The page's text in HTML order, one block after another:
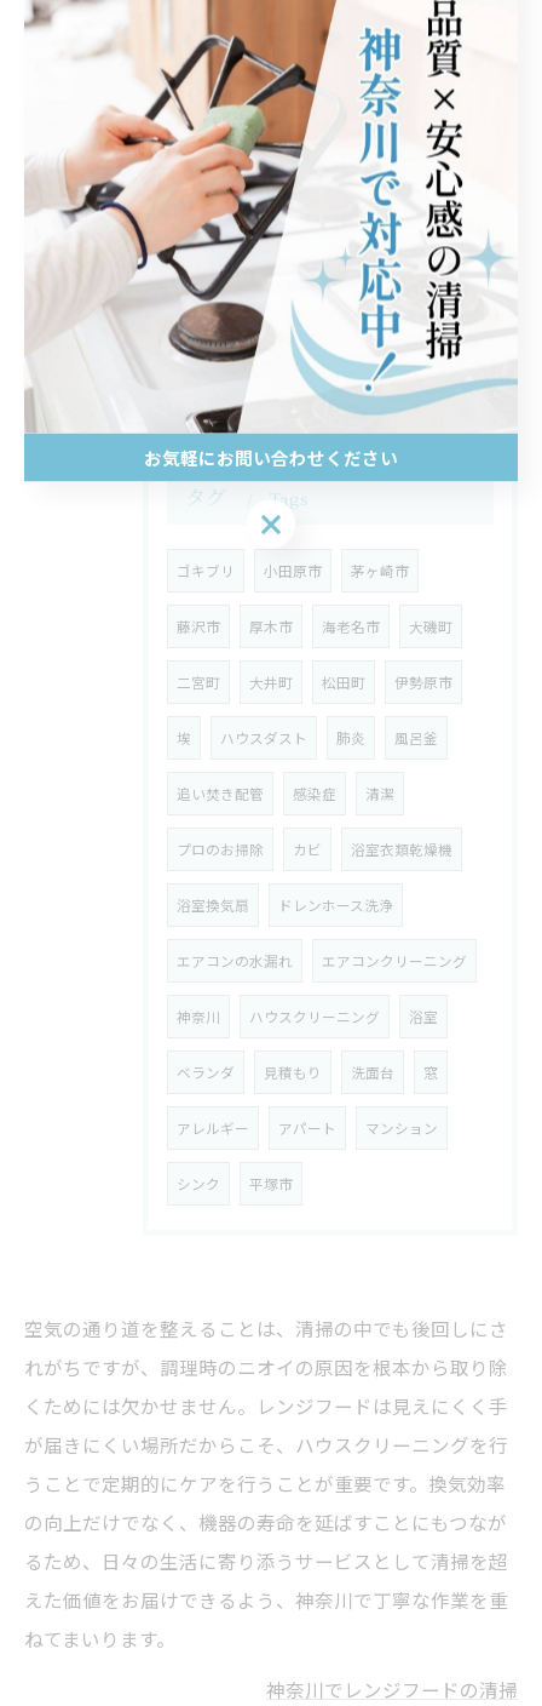
2025/12/18
2025/12/14
冬のエアコン活用術
2025/12/11
タグ Tags
ゴキブリ 小田原市 茅ヶ崎市
藤沢市 厚木市 海老名市 大磯町
二宮町 大井町 松田町 伊勢原市
埃 ハウスダスト 肺炎 風呂釜
追い焚き配管 感染症 清潔
プロのお掃除 カビ 浴室衣類乾燥機
浴室換気扇 ドレンホース洗浄
エアコンの水漏れ エアコンクリーニング
神奈川 ハウスクリーニング 浴室
ベランダ 見積もり 洗面台 窓
アレルギー アパート マンション
シンク 平塚市
空気の通り道を整えることは、清掃の中でも後回しにさ
れがちですが、調理時のニオイの原因を根本から取り除
くためには欠かせません。レンジフードは見えにくく手
が届きにくい場所だからこそ、ハウスクリーニングを行
うことで定期的にケアを行うことが重要です。換気効率
の向上だけでなく、機器の寿命を延ばすことにもつなが
るため、日々の生活に寄り添うサービスとして清掃を超
えた価値をお届けできるよう、神奈川で丁寧な作業を重
ねてまいります。
神奈川でレンジフードの清掃
お気軽にお問い合わせください
お気軽にお問い合わせください